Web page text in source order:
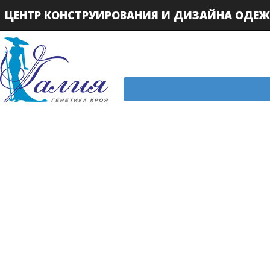
ЦЕНТР КОНСТРУИРОВАНИЯ И ДИЗАЙНА